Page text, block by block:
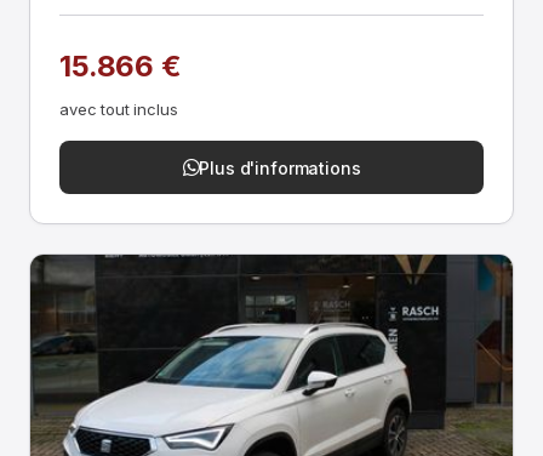
15.866 €
avec tout inclus
Plus d'informations